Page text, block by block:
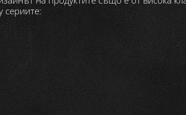
сериите: